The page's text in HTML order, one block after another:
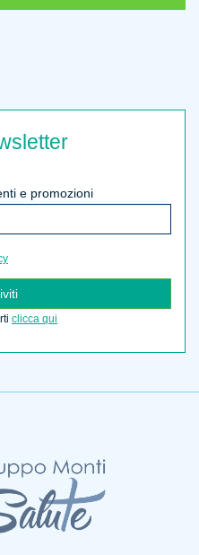
e promozioni
clicca qui